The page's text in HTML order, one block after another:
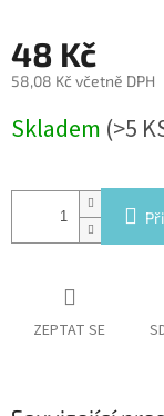
48 Kč
58,08 Kč včetně DPH
cena:
Skladem (>5
ZEPTAT SE